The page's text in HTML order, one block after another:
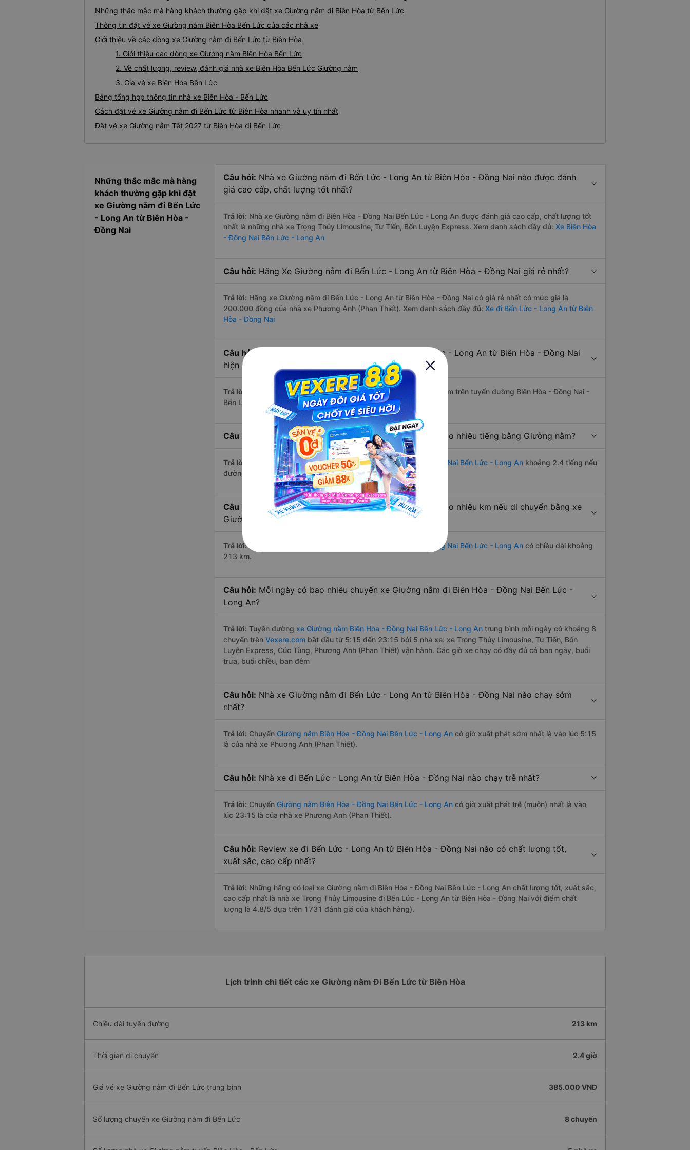
Những thắc mắc mà hàng khách thường gặp khi đặt xe Giường nằm đi Biên Hòa từ Bến Lức
Thông tin đặt vé xe Giường nằm Biên Hòa Bến Lức của các nhà xe
Giới thiệu về các dòng xe Giường nằm đi Bến Lức từ Biên Hòa
1. Giới thiệu các dòng xe Giường nằm Biên Hòa Bến Lức
2. Về chất lượng, review, đánh giá nhà xe Biên Hòa Bến Lức Giường nằm
3. Giá vé xe Biên Hòa Bến Lức
Bảng tổng hợp thông tin nhà xe Biên Hòa - Bến Lức
Cách đặt vé xe Giường nằm đi Bến Lức từ Biên Hòa nhanh và uy tín nhất
Đặt vé xe Giường nằm Tết 2027 từ Biên Hòa đi Bến Lức
Những thắc mắc mà hàng
khách thường gặp khi đặt
xe Giường nằm đi Bến Lức
- Long An từ Biên Hòa -
Đồng Nai
Câu hỏi: Nhà xe Giường nằm đi Bến Lức - Long An từ Biên Hòa - Đồng Nai nào được đánh
giá cao cấp, chất lượng tốt nhất?
Trả lời: Nhà xe Giường nằm đi Biên Hòa - Đồng Nai Bến Lức - Long An được đánh giá cao cấp, chất lượng tốt
nhất là những nhà xe Trọng Thủy Limousine, Tư Tiến, Bốn Luyện Express. Xem danh sách đầy đủ: Xe Biên Hòa
- Đồng Nai Bến Lức - Long An
Câu hỏi: Hãng Xe Giường nằm đi Bến Lức - Long An từ Biên Hòa - Đồng Nai giá rẻ nhất?
Trả lời: Hãng xe Giường nằm đi Bến Lức - Long An từ Biên Hòa - Đồng Nai có giá rẻ nhất có mức giá là
200.000 đồng của nhà xe Phương Anh (Phan Thiết). Xem danh sách đầy đủ: Xe đi Bến Lức - Long An từ Biên
Hòa - Đồng Nai
Câu hỏi:
Có bao nhiêu nhà xe có Giường nằm đi Bến Lức - Long An từ Biên Hòa - Đồng Nai
hiện nay?
Trả lời:
Tính tới thời điểm hiện nay thì có 5 nhà xe có xe Giường nằm trên tuyến đường Biên Hòa - Đồng Nai -
Bến Lức - Long An hiện nay
Câu hỏi: Từ Biên Hòa - Đồng Nai đi Bến Lức - Long An bao nhiêu tiếng bằng Giường nằm?
Trả lời: Thời gian di chuyển bằngxe Giường nằm Biên Hòa - Đồng Nai Bến Lức - Long An khoảng 2.4 tiếng nếu
đường đi khá thuận lợi
Câu hỏi:
Từ Biên Hòa - Đồng Nai đi Bến Lức - Long An bao nhiêu km nếu di chuyển bằng xe
Giường nằm?
Trả lời:Đường di chuyển bằng xe Giường nằm đi Biên Hòa - Đồng Nai Bến Lức - Long An có chiều dài khoảng
213 km.
Câu hỏi: Mỗi ngày có bao nhiêu chuyến xe Giường nằm đi Biên Hòa - Đồng Nai Bến Lức -
Long An?
Trả lời: Tuyến đường xe Giường nằm Biên Hòa - Đồng Nai Bến Lức - Long An trung bình mỗi ngày có khoảng 8
chuyến trên Vexere.com bắt đầu từ 5:15 đến 23:15 bởi 5 nhà xe: xe Trọng Thủy Limousine, Tư Tiến, Bốn
Luyện Express, Cúc Tùng, Phương Anh (Phan Thiết) vận hành. Các giờ xe chạy có đầy đủ cả ban ngày, buổi
trưa, buổi chiều, ban đêm
Câu hỏi: Nhà xe Giường nằm đi Bến Lức - Long An từ Biên Hòa - Đồng Nai nào chạy sớm
nhất?
Trả lời: Chuyến Giường nằm Biên Hòa - Đồng Nai Bến Lức - Long An có giờ xuất phát sớm nhất là vào lúc 5:15
là của nhà xe Phương Anh (Phan Thiết).
Câu hỏi: Nhà xe đi Bến Lức - Long An từ Biên Hòa - Đồng Nai nào chạy trễ nhất?
Trả lời: Chuyến Giường nằm Biên Hòa - Đồng Nai Bến Lức - Long An có giờ xuất phát trễ (muộn) nhất là vào
lúc 23:15 là của nhà xe Phương Anh (Phan Thiết).
Câu hỏi: Review xe đi Bến Lức - Long An từ Biên Hòa - Đồng Nai nào có chất lượng tốt,
xuất sắc, cao cấp nhất?
Trả lời: Những hãng có loại xe Giường nằm đi Biên Hòa - Đồng Nai Bến Lức - Long An chất lượng tốt, xuất sắc,
cao cấp nhất là nhà xe Trọng Thủy Limousine đi Bến Lức - Long An từ Biên Hòa - Đồng Nai với điểm chất
lượng là 4.8/5 dựa trên 1731 đánh giá của khách hàng).
Lịch trình chi tiết các xe Giường nằm Đi Bến Lức từ Biên Hòa
Chiều dài tuyến đường 213 km
Thời gian di chuyển 2.4 giờ
Giá vé xe Giường nằm đi Bến Lức trung bình 385.000 VNĐ
Số lượng chuyến xe Giường nằm đi Bến Lức 8 chuyến